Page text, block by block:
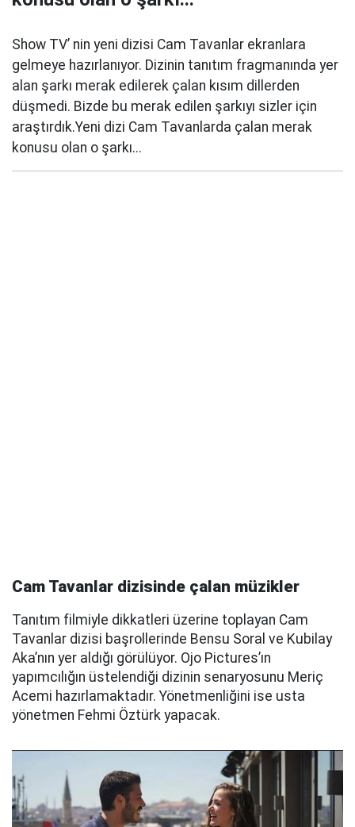
Show TV’ nin yeni dizisi Cam Tavanlar ekranlara
gelmeye hazırlanıyor. Dizinin tanıtım fragmanında yer
alan şarkı merak edilerek çalan kısım dillerden
düşmedi. Bizde bu merak edilen şarkıyı sizler için
araştırdık.Yeni dizi Cam Tavanlarda çalan merak
konusu olan o şarkı...
Cam Tavanlar dizisinde çalan müzikler
Tanıtım filmiyle dikkatleri üzerine toplayan Cam
Tavanlar dizisi başrollerinde Bensu Soral ve Kubilay
Aka’nın yer aldığı görülüyor. Ojo Pictures’ın
yapımcılığın üstelendiği dizinin senaryosunu Meriç
Acemi hazırlamaktadır. Yönetmenliğini ise usta
yönetmen Fehmi Öztürk yapacak.